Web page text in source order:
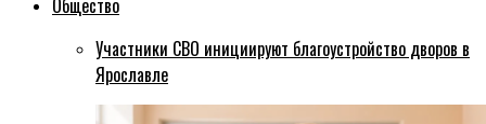
Общество
Участники СВО инициируют благоустройство дворов в
Ярославле